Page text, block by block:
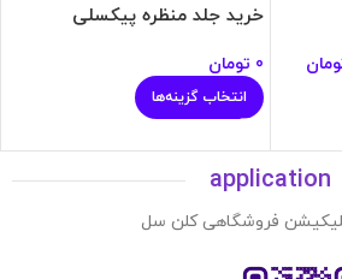
خرید جلد منظره پیکسلی
0 تومان
انتخاب گزینه‌ها
application
فروشگاهی کلن سل